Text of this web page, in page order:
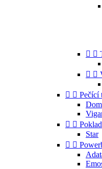
 
 
  Pečící
 
Star
 